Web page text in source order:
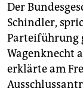
unterstützen
abo
genossenschaft
epaper login
Der
Schindler,
Parteiführung
Wagenknecht
erklärte am